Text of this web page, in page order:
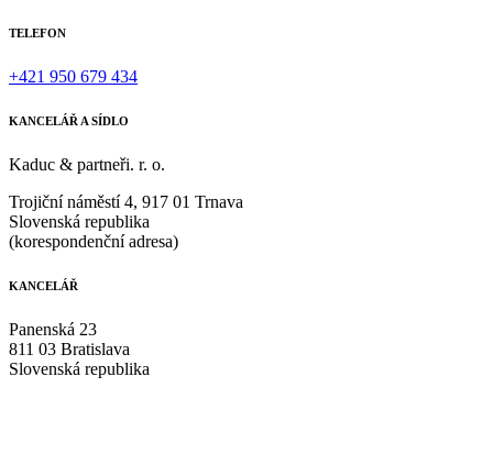
TELEFON
+421 950 679 434
KANCELÁŘ A SÍDLO
Kaduc & partneři. r. o.
Trojiční náměstí 4, 917 01 Trnava
Slovenská republika
(korespondenční adresa)
KANCELÁŘ
Panenská 23
811 03 Bratislava
Slovenská republika